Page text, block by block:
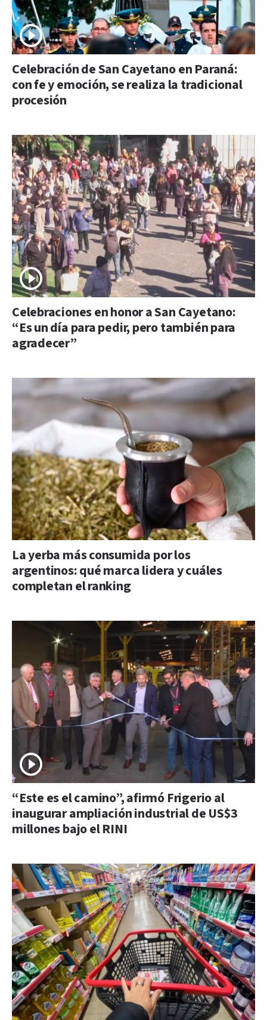
Celebración de San Cayetano en Paraná:
con fe y emoción, se realiza la tradicional
procesión
Celebraciones en honor a San Cayetano:
“Es un día para pedir, pero también para
agradecer”
La yerba más consumida por los
argentinos: qué marca lidera y cuáles
completan el ranking
“Este es el camino”, afirmó Frigerio al
inaugurar ampliación industrial de US$3
millones bajo el RINI